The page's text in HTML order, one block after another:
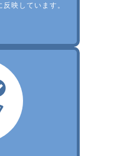
映しています。